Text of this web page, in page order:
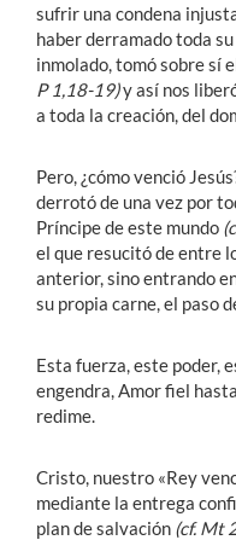
sufrir una condena
haber derramado toda
inmolado, tomó sobre sí
P 1,18-19)y así nos
a toda la creación, del
Pero, ¿cómo venció
derrotó de una vez por
Príncipe de este mundo
el que resucitó de entre
anterior, sino entrando
su propia carne, el paso
Esta fuerza, este poder,
engendra, Amor fiel
redime.
Cristo, nuestro «Rey
mediante la entrega
plan de salvación (cf. Mt